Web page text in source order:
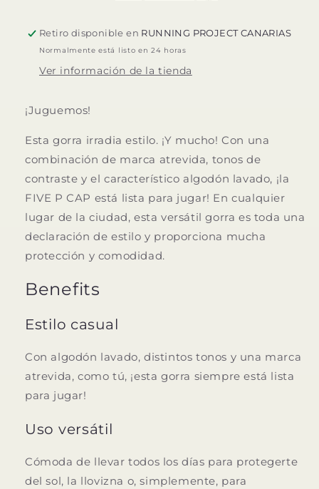
Retiro disponible en RUNNING PROJECT CANARIAS
Normalmente está listo en 24 horas
Ver información de la tienda
¡Juguemos!
Esta gorra irradia estilo. ¡Y mucho! Con una
combinación de marca atrevida, tonos de
contraste y el característico algodón lavado, ¡la
FIVE P CAP está lista para jugar! En cualquier
lugar de la ciudad, esta versátil gorra es toda una
declaración de estilo y proporciona mucha
protección y comodidad.
Benefits
Estilo casual
Con algodón lavado, distintos tonos y una marca
atrevida, como tú, ¡esta gorra siempre está lista
para jugar!
Uso versátil
Cómoda de llevar todos los días para protegerte
del sol, la llovizna o, simplemente, para